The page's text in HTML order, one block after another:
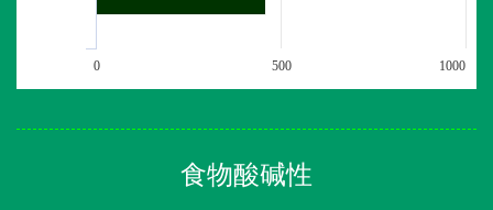
0 500 1000
食物酸碱性